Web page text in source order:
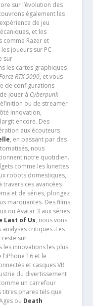
sur l’évolution des
également les
de jeu
et les
comme Razer et
joueurs sur PC
sur
les cartes graphiques
RTX 5090, et vous
de configurations
jouer à Cyberpunk
ou de streamer
innovation,
encore. Des
aux écouteurs
, en passant par des
nous
notre quotidien.
comme les lunettes
robots domestiques,
travers ces avancées
et de séries, plongez
marquantes. Des films
ou Avatar 3 aux séries
Last of Us, nous vous
critiques .Les
reste sur
les innovations les plus
16 et le
et casques VR
du divertissement
un carrefour
titres phares tels que
ou Death